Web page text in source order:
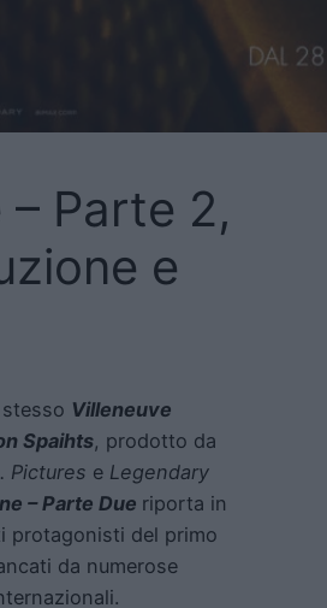
– Parte 2,
e
Villeneuve
Spaihts, prodotto da
Pictures e Legendary
– Parte Due riporta in
protagonisti del primo
da numerose